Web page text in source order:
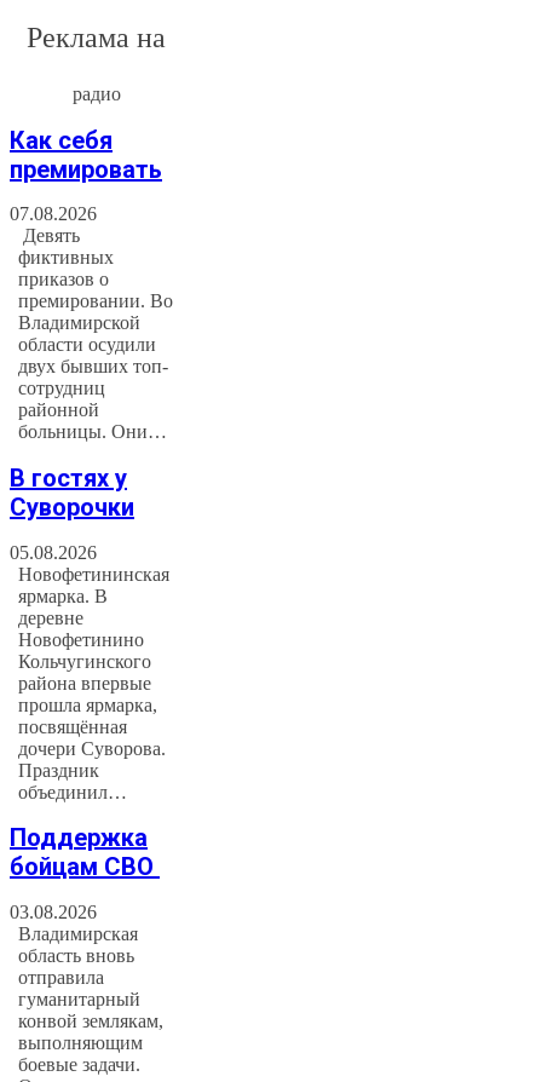
Реклама на
радио
Как себя
премировать
07.08.2026
Девять
фиктивных
приказов о
премировании. Во
Владимирской
области осудили
двух бывших топ-
сотрудниц
районной
больницы. Они…
В гостях у
Суворочки
05.08.2026
Новофетининская
ярмарка. В
деревне
Новофетинино
Кольчугинского
района впервые
прошла ярмарка,
посвящённая
дочери Суворова.
Праздник
объединил…
Поддержка
бойцам СВО
03.08.2026
Владимирская
область вновь
отправила
гуманитарный
конвой землякам,
выполняющим
боевые задачи.